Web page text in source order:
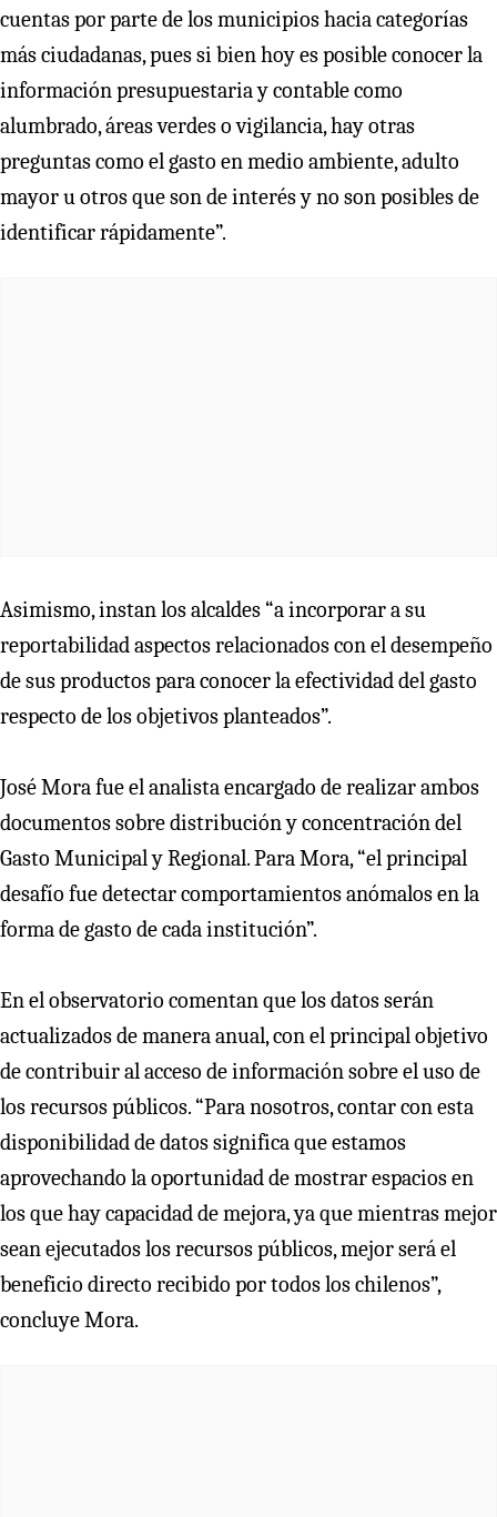
cuentas por parte de los municipios hacia categorías
más ciudadanas, pues si bien hoy es posible conocer la
información presupuestaria y contable como
alumbrado, áreas verdes o vigilancia, hay otras
preguntas como el gasto en medio ambiente, adulto
mayor u otros que son de interés y no son posibles de
identificar rápidamente”.
Asimismo, instan los alcaldes “a incorporar a su
reportabilidad aspectos relacionados con el desempeño
de sus productos para conocer la efectividad del gasto
respecto de los objetivos planteados”.
José Mora fue el analista encargado de realizar ambos
documentos sobre distribución y concentración del
Gasto Municipal y Regional. Para Mora, “el principal
desafío fue detectar comportamientos anómalos en la
forma de gasto de cada institución”.
En el observatorio comentan que los datos serán
actualizados de manera anual, con el principal objetivo
de contribuir al acceso de información sobre el uso de
los recursos públicos. “Para nosotros, contar con esta
disponibilidad de datos significa que estamos
aprovechando la oportunidad de mostrar espacios en
los que hay capacidad de mejora, ya que mientras mejor
sean ejecutados los recursos públicos, mejor será el
beneficio directo recibido por todos los chilenos”,
concluye Mora.